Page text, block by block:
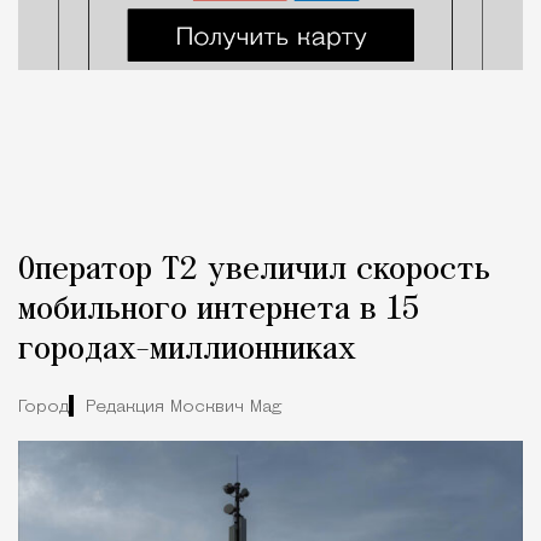
Оператор Т2 увеличил скорость
мобильного интернета в 15
городах-миллионниках
Город Редакция Москвич Mag